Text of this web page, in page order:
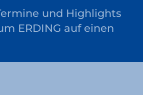
und Highlights
ERDING auf einen